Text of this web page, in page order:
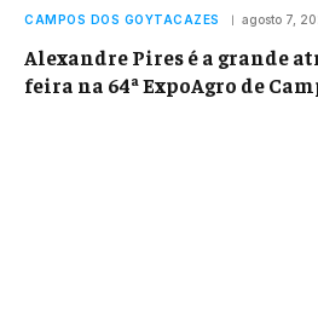
CAMPOS DOS GOYTACAZES agosto 7,
Alexandre Pires é a grande
feira na 64ª ExpoAgro de